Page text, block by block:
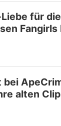
für
bei
alten